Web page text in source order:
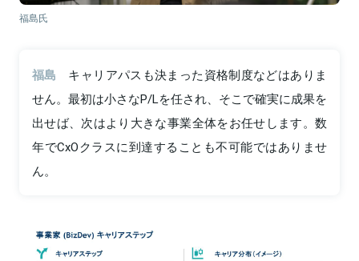
福島氏
福島
キャリアパスも決まった資格制度などはありま
せん。最初は小さなP/Lを任され、そこで確実に成果を
出せば、次はより大きな事業全体をお任せします。数
年でCxOクラスに到達することも不可能ではありませ
ん。